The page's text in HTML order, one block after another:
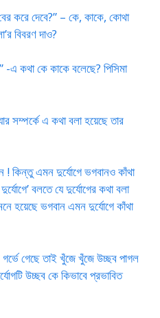
করে দেবে?” – কে, কাকে, কোথা
বিবরণ দাও?
-এ কথা কে কাকে বলেছে? পিসিমা
সম্পর্কে এ কথা বলা হয়েছে তার
কিন্তু এমন দুর্যোগে ভগবানও কাঁথা
বলতে যে দুর্যোগের কথা বলা
হয়েছে ভগবান এমন দুর্যোগে কাঁথা
গেছে তাই খুঁজে খুঁজে উচ্ছব পাগল
উচ্ছব কে কিভাবে প্রভাবিত